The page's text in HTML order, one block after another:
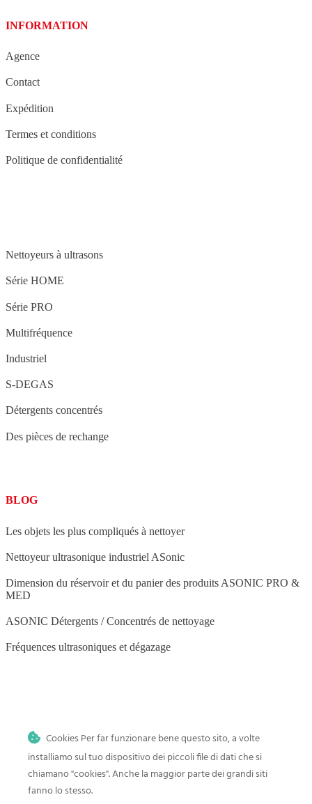
INFORMATION
Agence
Contact
Expédition
Termes et conditions
Politique de confidentialité
Nettoyeurs à ultrasons
Série HOME
Série PRO
Multifréquence
Industriel
S-DEGAS
Détergents concentrés
Des pièces de rechange
BLOG
Les objets les plus compliqués à nettoyer
Nettoyeur ultrasonique industriel ASonic
Dimension du réservoir et du panier des produits ASONIC PRO &
MED
ASONIC Détergents / Concentrés de nettoyage
Fréquences ultrasoniques et dégazage
Nettoyage par ultrasons à domicile
Histoire et progrès du nettoyage par ultrasons
Comment nettoyer les jouets de bébé dans un nettoyeur à ultrasons
Cookies Per far funzionare bene questo sito, a volte
installiamo sul tuo dispositivo dei piccoli file di dati che si
chiamano "cookies". Anche la maggior parte dei grandi siti
fanno lo stesso.